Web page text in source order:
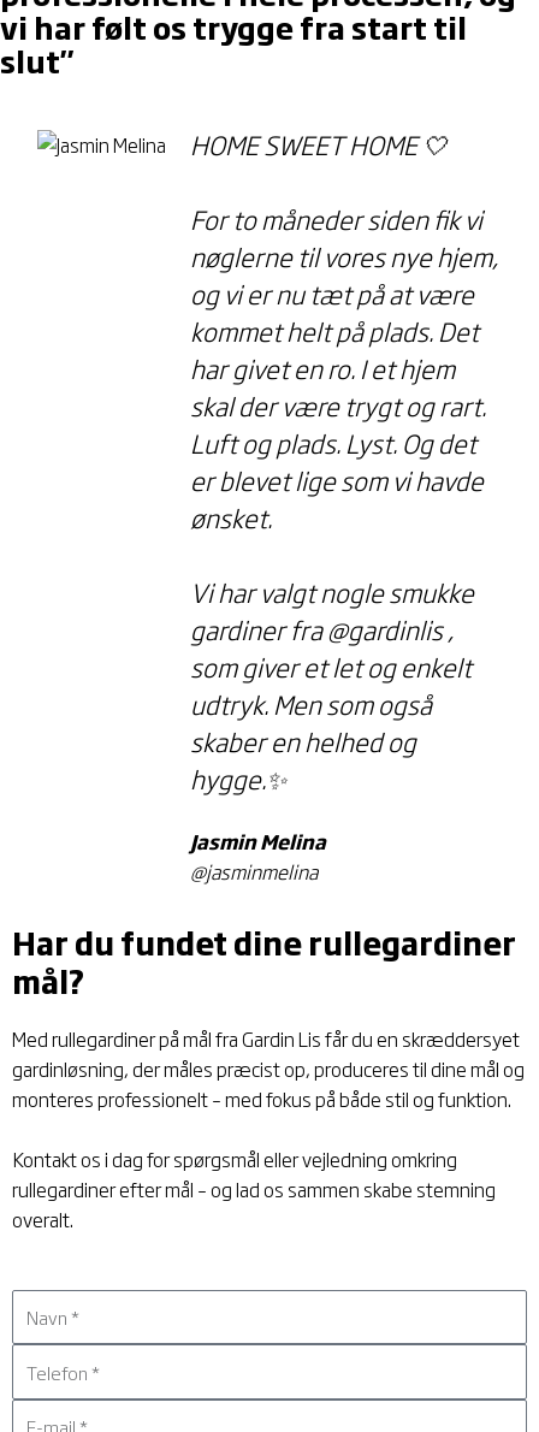
vi har følt os trygge fra start til
slut"
HOME SWEET HOME 🤍
For to måneder siden fik vi
nøglerne til vores nye hjem,
og vi er nu tæt på at være
kommet helt på plads. Det
har givet en ro. I et hjem
skal der være trygt og rart.
Luft og plads. Lyst. Og det
er blevet lige som vi havde
ønsket.
Vi har valgt nogle smukke
gardiner fra @gardinlis ,
som giver et let og enkelt
udtryk. Men som også
skaber en helhed og
hygge.✨
Jasmin Melina
@jasminmelina
Har du fundet dine rullegardiner
mål?
Medrullegardiner på målfra Gardin Lis får du en skræddersyet
gardinløsning, der måles præcist op, produceres til dine mål og
monteres professionelt – med fokus på både stil og funktion.
Kontakt os i dag for spørgsmål eller vejledning omkring
rullegardiner efter mål – og lad os sammen skabe stemning
overalt.
v